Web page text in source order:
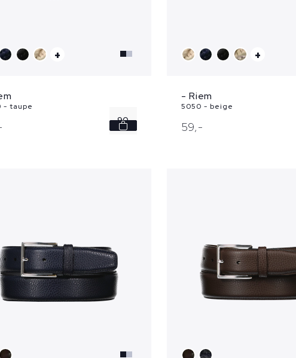
+
- taupe
90
+
- Riem
5050 - beige
59,-